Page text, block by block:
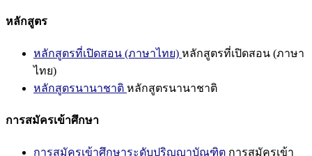
หลักสูตร
หลักสูตรที่เปิดสอน (ภาษาไทย) หลักสูตรที่เปิดสอน (ภาษา
ไทย)
หลักสูตรนานาชาติ หลักสูตรนานาชาติ
การสมัครเข้าศึกษา
การสมัครเข้าศึกษาระดับปริญญาบัณฑิต การสมัครเข้า